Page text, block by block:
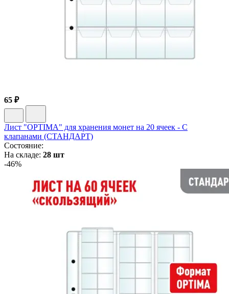
65 ₽
Лист "OPTIMA" для хранения монет на 20 ячеек - С
клапанами (СТАНДАРТ)
Состояние:
На складе: 28 шт
-46%